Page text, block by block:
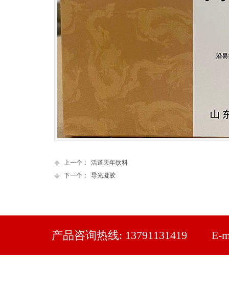
上一个：
活道天年饮料
下一个：
导光凝胶
产品咨询热线: 13791131419 E-